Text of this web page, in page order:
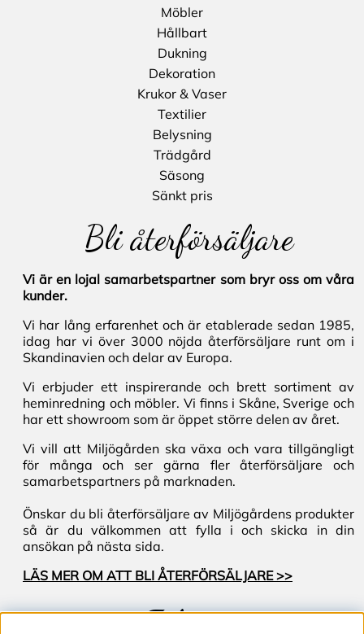
Möbler
Hållbart
Dukning
Dekoration
Krukor & Vaser
Textilier
Belysning
Trädgård
Säsong
Sänkt pris
Bli återförsäljare
Vi är en lojal samarbetspartner som bryr oss om våra
kunder.
Vi har lång erfarenhet och är etablerade sedan 1985,
idag har vi över 3000 nöjda återförsäljare runt om i
Skandinavien och delar av Europa.
Vi erbjuder ett inspirerande och brett sortiment av
heminredning och möbler. Vi finns i Skåne, Sverige och
har ett showroom som är öppet större delen av året.
Vi vill att Miljögården ska växa och vara tillgängligt
för många och ser gärna fler återförsäljare och
samarbetspartners på marknaden.
Önskar du bli återförsäljare av Miljögårdens produkter
så är du välkommen att fylla i och skicka in din
ansökan på nästa sida.
LÄS MER OM ATT BLI ÅTERFÖRSÄLJARE >>
Följ oss